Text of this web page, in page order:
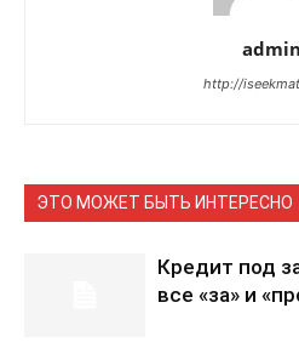
admin
http://
ЭТО МОЖЕТ БЫТЬ ИНТЕРЕСНО
Кредит под
все «за» и